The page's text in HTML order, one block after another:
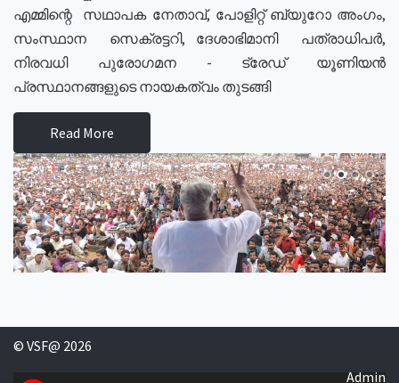
എമ്മിന്റെ സഥാപക നേതാവ്, പോളിറ്റ് ബ്യുറോ അംഗം,
സംസ്ഥാന സെക്രട്ടറി, ദേശാഭിമാനി പത്രാധിപർ,
നിരവധി പുരോഗമന - ട്രേഡ് യൂണിയൻ
പ്രസ്ഥാനങ്ങളുടെ നായകത്വം തുടങ്ങി
Read More
© VSF@ 2026
Admin